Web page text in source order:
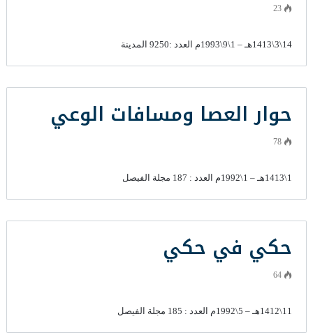
23
14\3\1413هـ – 1\9\1993م العدد :9250 المدينة
حوار العصا ومسافات الوعي
78
1\1413هـ – 1\1992م العدد : 187 مجلة الفيصل
حكي في حكي
64
11\1412هـ – 5\1992م العدد : 185 مجلة الفيصل